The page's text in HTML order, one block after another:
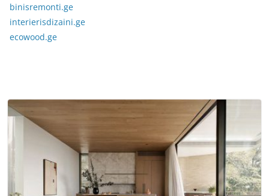
binisremonti.ge
interierisdizaini.ge
ecowood.ge